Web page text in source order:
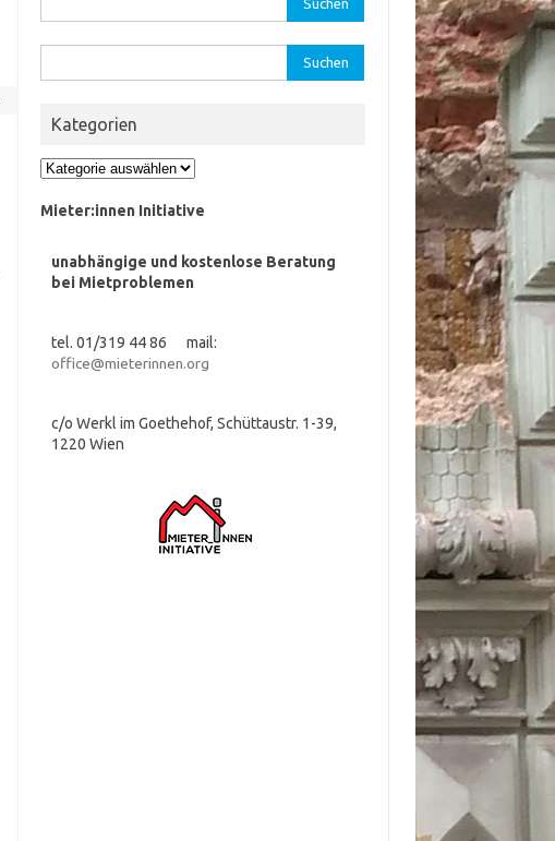
nach:
nach:
Kategorien
Kategorien
Mieter:innen Initiative
unabhängige und kostenlose Beratung
bei Mietproblemen
tel. 01/319 44 86 mail:
office@mieterinnen.org
c/o Werkl im Goethehof, Schüttaustr. 1-39,
1220 Wien